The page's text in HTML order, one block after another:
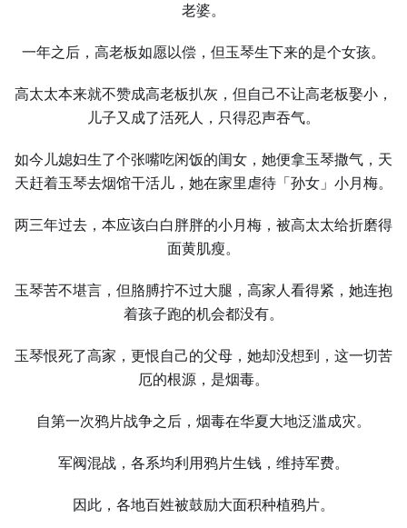
老婆。
一年之后，高老板如愿以偿，但玉琴生下来的是个女孩。
高太太本来就不赞成高老板扒灰，但自己不让高老板娶小，
儿子又成了活死人，只得忍声吞气。
如今儿媳妇生了个张嘴吃闲饭的闺女，她便拿玉琴撒气，天
天赶着玉琴去烟馆干活儿，她在家里虐待「孙女」小月梅。
两三年过去，本应该白白胖胖的小月梅，被高太太给折磨得
面黄肌瘦。
玉琴苦不堪言，但胳膊拧不过大腿，高家人看得紧，她连抱
着孩子跑的机会都没有。
玉琴恨死了高家，更恨自己的父母，她却没想到，这一切苦
厄的根源，是烟毒。
自第一次鸦片战争之后，烟毒在华夏大地泛滥成灾。
军阀混战，各系均利用鸦片生钱，维持军费。
因此，各地百姓被鼓励大面积种植鸦片。